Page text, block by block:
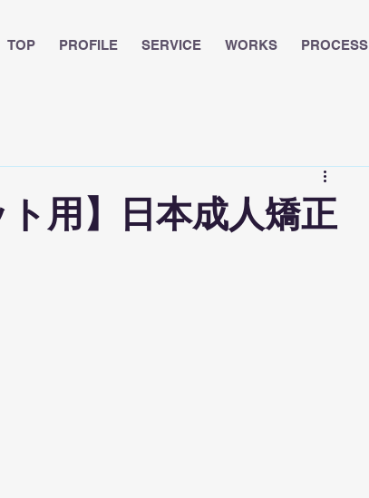
TOP PROFILE SERVICE WORKS PROCESS
ト用】日本成人矯正